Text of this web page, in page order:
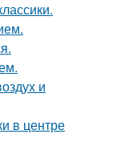
и
в центре